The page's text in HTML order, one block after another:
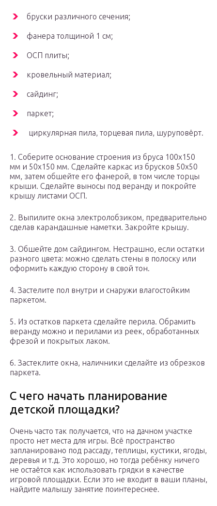
бруски различного сечения;
фанера толщиной 1 см;
ОСП плиты;
кровельный материал;
сайдинг;
паркет;
циркулярная пила, торцевая пила, шуруповёрт.
1. Соберите основание строения из бруса 100х150
мм и 50х150 мм. Сделайте каркас из брусков 50х50
мм, затем обшейте его фанерой, в том числе торцы
крыши. Сделайте выносы под веранду и покройте
крышу листами ОСП.
2. Выпилите окна электролобзиком, предварительно
сделав карандашные наметки. Закройте крышу.
3. Обшейте дом сайдингом. Нестрашно, если остатки
разного цвета: можно сделать стены в полоску или
оформить каждую сторону в свой тон.
4. Застелите пол внутри и снаружи влагостойким
паркетом.
5. Из остатков паркета сделайте перила. Обрамить
веранду можно и перилами из реек, обработанных
фрезой и покрытых лаком.
6. Застеклите окна, наличники сделайте из обрезков
паркета.
С чего начать планирование
детской площадки?
Очень часто так получается, что на дачном участке
просто нет места для игры. Всё пространство
запланировано под рассаду, теплицы, кустики, ягоды,
деревья и т.д. Это хорошо, но тогда ребёнку ничего
не остаётся как использовать грядки в качестве
игровой площадки. Если это не входит в ваши планы,
найдите малышу занятие поинтереснее.